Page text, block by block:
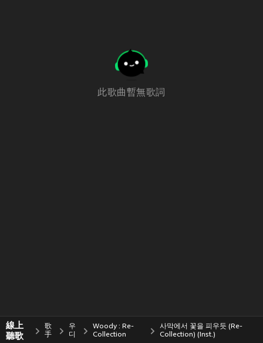
此歌曲暫無歌詞
線上
聽歌
歌
手
우
디
Woody : Re-
Collection
사막에서 꽃을 피우듯 (Re-
Collection) (Inst.)